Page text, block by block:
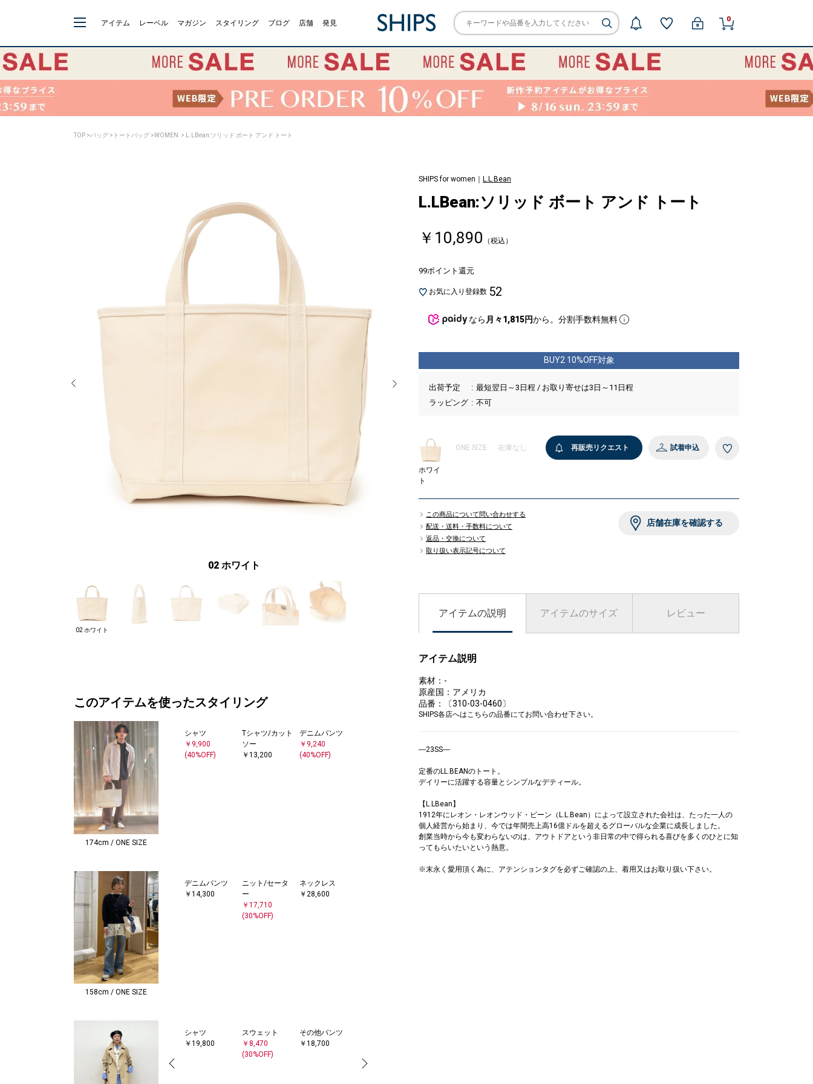
アイテム レーベル マガジン スタイリング ブログ 店舗 発見 0
TOP >バッグ > トートバッグ >WOMEN > L.LBean:ソリッド ボート アンド トート
02 ホワイト
02 ホワイト
このアイテムを使ったスタイリング
174cm / ONE SIZE
シャツ
￥9,900
(40%OFF)
Tシャツ/カット
ソー
￥13,200
デニムパンツ
￥9,240
(40%OFF)
158cm / ONE SIZE
デニムパンツ
￥14,300
ニット/セータ
ー
￥17,710
(30%OFF)
ネックレス
￥28,600
シャツ
￥19,800
スウェット
￥8,470
(30%OFF)
その他パンツ
￥18,700
SHIPS for women｜ L.L.Bean
L.LBean:ソリッド ボート アンド トート
￥10,890
（税込）
99ポイント還元
お気に入り登録数 52
なら 月々1,815円から。分割手数料無料
BUY2 10%OFF対象
出荷予定
最短翌日～3日程 / お取り寄せは3日～11日程
ラッピング
不可
ホワイ
ト
ONE SIZE 在庫なし 再販売リクエスト 試着申込
この商品について問い合わせする
配送・送料・手数料について
返品・交換について
取り扱い表示記号について
店舗在庫を確認する
アイテムの説明 アイテムのサイズ レビュー
アイテム説明
素材：-
原産国：アメリカ
品番：〔310-03-0460〕
SHIPS各店へはこちらの品番にてお問い合わせ下さい。
―23SS―
定番のLL.BEANのトート。
デイリーに活躍する容量とシンプルなデティール。
【L.LBean】
1912年にレオン・レオンウッド・ビーン（L.L.Bean）によって設立された会社は、たった一人の
個人経営から始まり、今では年間売上高16億ドルを超えるグローバルな企業に成長しました。
創業当時から今も変わらないのは、アウトドアという非日常の中で得られる喜びを多くのひとに知
ってもらいたいという熱意。
※末永く愛用頂く為に、アテンションタグを必ずご確認の上、着用又はお取り扱い下さい。